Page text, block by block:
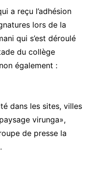
a reçu l’adhésion
lors de la
qui s’est déroulé
du collège
également :
dans les sites, villes
virunga»,
de presse la